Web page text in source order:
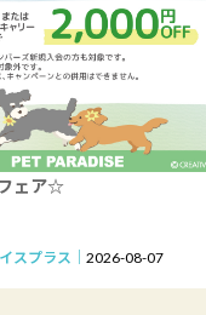
ェア☆
スプラス 2026-08-07